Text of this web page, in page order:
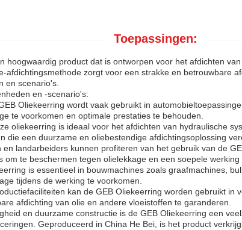
Toepassingen:
hoogwaardig product dat is ontworpen voor het afdichten
afdichtingsmethode zorgt voor een strakke en betrouwbare
en scenario's.
en -scenario's:
Oliekeerring wordt vaak gebruikt in
te voorkomen en optimale prestaties te behouden.
oliekeerring is ideaal voor het afdichten van hydraulische
die een duurzame en oliebestendige afdichtingsoplossing
landarbeiders kunnen profiteren van het gebruik van de
om te beschermen tegen olielekkage en een soepele werking
is essentieel in bouwmachines zoals graafmachines,
tijdens de werking te voorkomen.
kan de GEB Oliekeerring worden gebruikt in
afdichting van olie en andere vloeistoffen te garanderen.
en duurzame constructie is de GEB Oliekeerring een
Geproduceerd in China He Bei, is het product